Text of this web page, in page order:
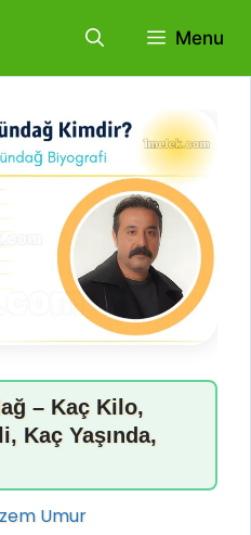
Menu
– Kaç Kilo,
Kaç Yaşında,
Umur